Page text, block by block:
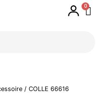
0
/ COLLE 66616